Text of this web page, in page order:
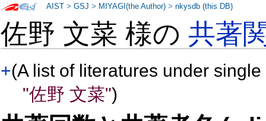
佐野 文菜 様の共著
+(A list of literatures under
"佐野 文菜")
AIST >GSJ > MIYAGI(the Author) >nkysdb (this DB)